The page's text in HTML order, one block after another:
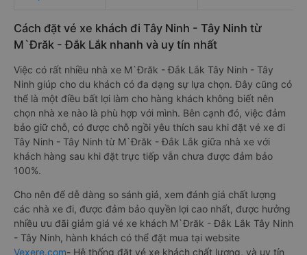
Cách đặt vé xe khách đi Tây Ninh - Tây Ninh từ
M`Đrăk - Đắk Lắk nhanh và uy tín nhất
Việc có rất nhiều nhà xe M`Đrăk - Đắk Lắk Tây Ninh - Tây
Ninh giúp cho du khách có đa dạng sự lựa chọn. Đây cũng có
thể là một điều bất lợi làm cho hàng khách không biết nên
chọn nhà xe nào là phù hợp với mình. Bên cạnh đó, việc đảm
bảo giữ chỗ, có được chỗ ngồi yêu thích sau khi đặt vé xe đi
Tây Ninh - Tây Ninh từ M`Đrăk - Đắk Lắk giữa nhà xe với
khách hàng sau khi đặt trực tiếp vẫn chưa được đảm bảo
100%.
Cho nên để dễ dàng so sánh giá, xem đánh giá chất lượng
các nhà xe đi, được đảm bảo quyền lợi cao nhất, được hưởng
nhiều ưu đãi giảm giá vé xe khách M`Đrăk - Đắk Lắk Tây Ninh
- Tây Ninh, hành khách có thể đặt mua tại website
Vexere.com- Hệ thống đặt vé xe khách chất lượng, và uy tín